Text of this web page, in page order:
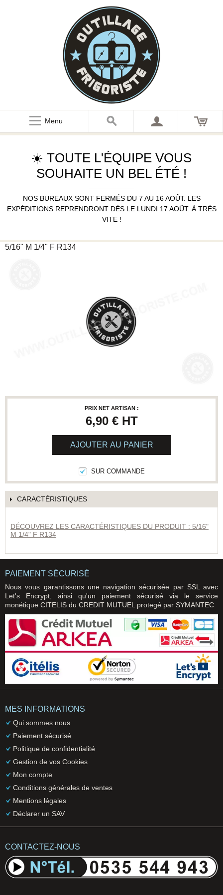
Menu
☀️ TOUTE L'ÉQUIPE VOUS
SOUHAITE UN BEL ÉTÉ !
NOS BUREAUX SONT FERMÉS DU 7 AU 16 AOÛT. LES
EXPÉDITIONS REPRENDRONT DÈS LE LUNDI 17 AOÛT. À TRÈS
VITE !
5/16" M 1/4" F R134
PRIX NET ARTISAN :
6,90 €HT
AJOUTER AU PANIER
SUR COMMANDE
CARACTÉRISTIQUES
DÉCOUVREZ LES CARACTÉRISTIQUES DU PRODUIT : 5/16"
M 1/4" F R134
PAIEMENT SÉCURISÉ
Nous vous garantissons une navigation sécurisée par SSL avec
Let's Encrypt, ainsi qu'un paiement sécurisé via le service
monétique CITELIS du CREDIT MUTUEL protegé par SYMANTEC
MES INFORMATIONS
Qui sommes nous
Paiement sécurisé
Politique de confidentialité
Gestion de vos Cookies
Mon compte
Conditions générales de ventes
Mentions légales
Déclarer un SAV
CONTACTEZ-NOUS